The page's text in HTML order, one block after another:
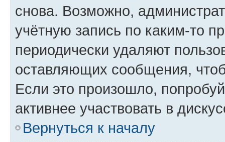
снова. Возможно,
учётную запись по каким-то
периодически удаляют
оставляющих сообщения,
Если это произошло,
активнее участвовать в
Вернуться к началу